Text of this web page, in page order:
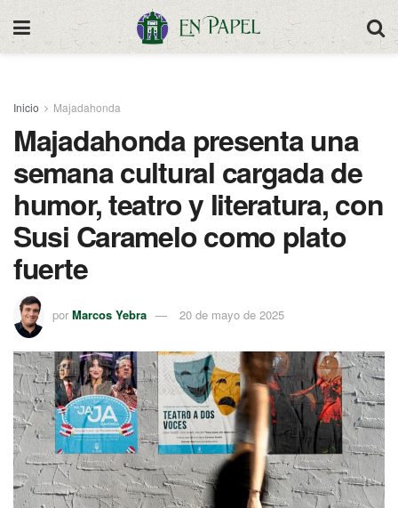
Inicio Majadahonda
Majadahonda presenta una
semana cultural cargada de
humor, teatro y literatura, con
Susi Caramelo como plato
fuerte
por Marcos Yebra 20 de mayo de 2025